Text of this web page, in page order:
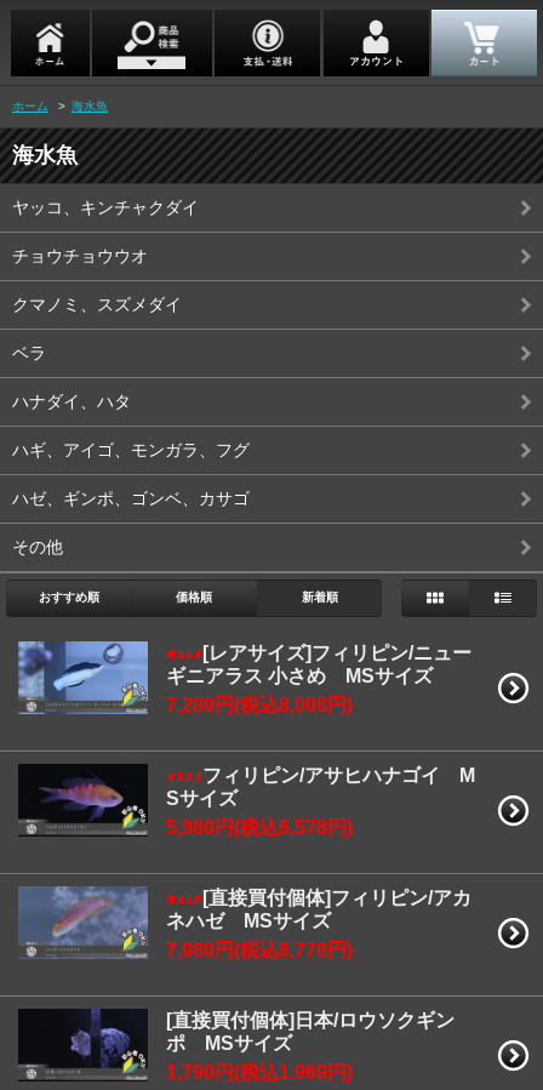
ホーム > 海水魚
海水魚
ヤッコ、キンチャクダイ
チョウチョウウオ
クマノミ、スズメダイ
ベラ
ハナダイ、ハタ
ハギ、アイゴ、モンガラ、フグ
ハゼ、ギンポ、ゴンベ、カサゴ
その他
おすすめ順 価格順 新着順
[レアサイズ]フィリピン/ニュー
ギニアラス 小さめ MSサイズ
7,280円(税込8,008円)
フィリピン/アサヒハナゴイ M
Sサイズ
5,980円(税込6,578円)
[直接買付個体]フィリピン/アカ
ネハゼ MSサイズ
7,980円(税込8,778円)
[直接買付個体]日本/ロウソクギン
ポ MSサイズ
1,790円(税込1,969円)